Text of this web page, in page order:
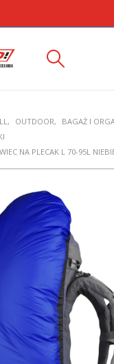
, OUTDOOR, BAGAŻ I
NA PLECAK L 70-95L